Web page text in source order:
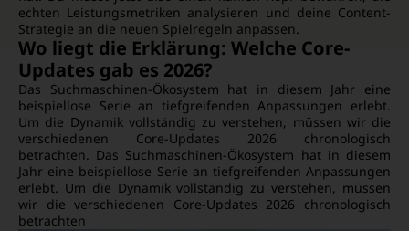
echten Leistungsmetriken analysieren und deine Content-
Strategie an die neuen Spielregeln anpassen.
Wo liegt die Erklärung: Welche Core-
Updates gab es 2026?
Das Suchmaschinen-Ökosystem hat in diesem Jahr eine
beispiellose Serie an tiefgreifenden Anpassungen erlebt.
Um die Dynamik vollständig zu verstehen, müssen wir die
verschiedenen Core-Updates 2026 chronologisch
betrachten. Das Suchmaschinen-Ökosystem hat in diesem
Jahr eine beispiellose Serie an tiefgreifenden Anpassungen
erlebt. Um die Dynamik vollständig zu verstehen, müssen
wir die verschiedenen Core-Updates 2026 chronologisch
betrachten